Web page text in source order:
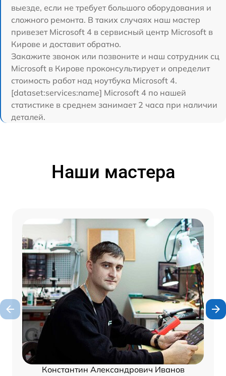
выезде, если не требует большого оборудования и
сложного ремонта. В таких случаях наш мастер
привезет Microsoft 4 в сервисный центр Microsoft в
Кирове и доставит обратно.
Закажите звонок или позвоните и наш сотрудник сц
Microsoft в Кирове проконсультирует и определит
стоимость работ над ноутбука Microsoft 4.
[dataset:services:name] Microsoft 4 по нашей
статистике в среднем занимает 2 часа при наличии
деталей.
Наши мастера
Константин Александрович Иванов